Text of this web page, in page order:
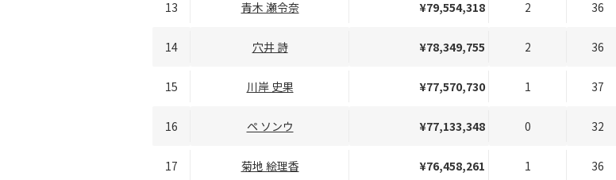
13 青木 瀬令奈 ¥79,554,318 2 36
14 穴井 詩 ¥78,349,755 2 36
15 川岸 史果 ¥77,570,730 1 37
16 ペ ソンウ ¥77,133,348 0 32
17 菊地 絵理香 ¥76,458,261 1 36